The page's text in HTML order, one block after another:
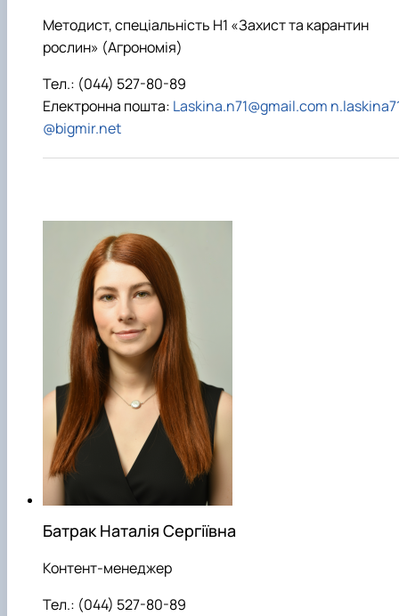
Методист, спеціальність H1 «Захист та карантин
рослин» (Агрономія)
Тел.: (044) 527-80-89
Електронна пошта: Laskina.n71@gmail.com
@bigmir.net
Батрак Наталія Сергіївна
Контент-менеджер
Тел.: (044) 527-80-89